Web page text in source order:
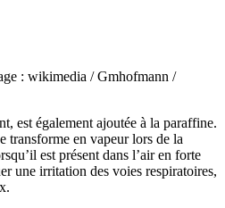
: wikimedia / Gmhofmann /
est également ajoutée à la paraffine.
transforme en vapeur lors de la
est présent dans l’air en forte
une irritation des voies respiratoires,